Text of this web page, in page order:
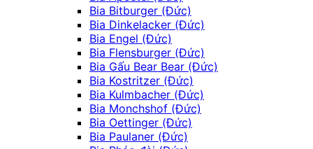
Bia Bitburger (Đức)
Bia Dinkelacker (Đức)
Bia Engel (Đức)
Bia Flensburger (Đức)
Bia Gấu Bear Bear (Đức)
Bia Kostritzer (Đức)
Bia Kulmbacher (Đức)
Bia Monchshof (Đức)
Bia Oettinger (Đức)
Bia Paulaner (Đức)